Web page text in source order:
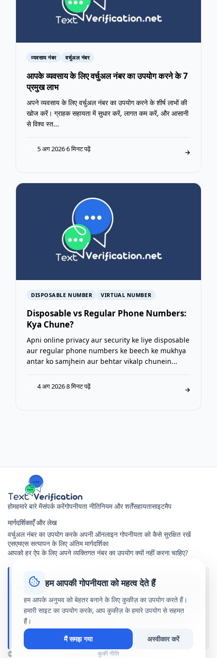
व्यवसाय नंबर वर्चुअल नंबर
आपके व्यवसाय के लिए वर्चुअल नंबर का उपयोग करने के 7
प्रमुख लाभ
अपने व्यवसाय के लिए वर्चुअल नंबर का उपयोग करने के शीर्ष लाभों की
खोज करें। ग्राहक सहायता में सुधार करें, लागत कम करें, और आसानी
से विश्व स्त...
5 अग 2026·6 मिनट पढ़ें →
DISPOSABLE NUMBER VIRTUAL NUMBER
Disposable vs Regular Phone Numbers:
Kya Chune?
Apni online privacy aur security ke liye disposable
aur regular phone numbers ke beech ke mukhya
antar ko samjhein aur behtar vikalp chunein...
4 अग 2026·8 मिनट पढ़ें →
होमहमारे बारे मेंसंपर्क करेंगोपनीयता नीतिनियम और शर्तेंसहायतासाइटमैप
मार्गदर्शिकाएँ और लेख
वर्चुअल नंबर का उपयोग करके अपनी ऑनलाइन गोपनीयता को कैसे सुरक्षित रखें
एसएमएस सत्यापन के लिए अंतिम मार्गदर्शिका
आपको हर ऐप के लिए अपने व्यक्तिगत नंबर का उपयोग क्यों नहीं करना चाहिए?
अस्वीकरण: text-verification.net साझा वर्चुअल फोन नंबर प्रदान करने वाली एक
निःशुल्क ऑनलाइन सेवा है। प्राप्त सभी एसएमएस संदेश इस साइट पर आने वाले किसी
भी व्यक्ति को सार्वजनिक रूप से दिखाई देते हैं। हम इस साइट पर उल्लिखित किसी भी
ब्रांड, एप्लिकेशन या सेवाओं से जुड़े, प्रायोजित या संबद्ध नहीं हैं। हमारे सार्वजनिक नंबरों
का उपयोग पूरी तरह से आपके अपने जोखिम पर है। हम अपनी सेवाओं के उपयोग से
उत्पन्न होने वाले किसी भी नुकसान, खाता निलंबन या कानूनी परिणामों के लिए कोई
जिम्मेदारी या दायित्व स्वीकार नहीं करते हैं।
© 2026 Text Verification - Receive SMS Online - text-
हम आपकी गोपनीयता को महत्व देते हैं
हम आपके अनुभव को बेहतर बनाने के लिए कुकीज़ का उपयोग करते हैं।
हमारी साइट का उपयोग करके, आप कुकीज़ के हमारे उपयोग से सहमत
हैं।
मैं समझ गया
अस्वीकार करें
कुकी नीति